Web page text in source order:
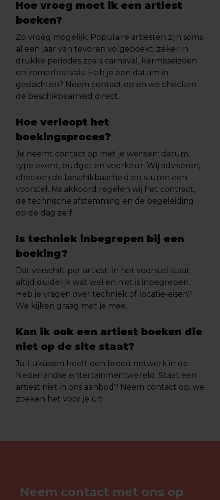
Hoe vroeg moet ik een artiest
boeken?
Zo vroeg mogelijk. Populaire artiesten zijn soms
al een jaar van tevoren volgeboekt, zeker in
drukke periodes zoals carnaval, kermisseizoen
en zomerfestivals. Heb je een datum in
gedachten? Neem contact op en we checken
de beschikbaarheid direct.
Hoe verloopt het
boekingsproces?
Je neemt contact op met je wensen: datum,
type event, budget en voorkeur. Wij adviseren,
checken de beschikbaarheid en sturen een
voorstel. Na akkoord regelen wij het contract,
de technische afstemming en de begeleiding
op de dag zelf.
Is techniek inbegrepen bij een
boeking?
Dat verschilt per artiest. In het voorstel staat
altijd duidelijk wat wel en niet is inbegrepen.
Heb je vragen over techniek of locatie-eisen?
We kijken graag met je mee.
Kan ik ook een artiest boeken die
niet op de site staat?
Ja. Lukassen heeft een breed netwerk in de
Nederlandse entertainmentwereld. Staat een
artiest niet in ons aanbod? Neem contact op, we
zoeken het voor je uit.
Neem contact met ons op